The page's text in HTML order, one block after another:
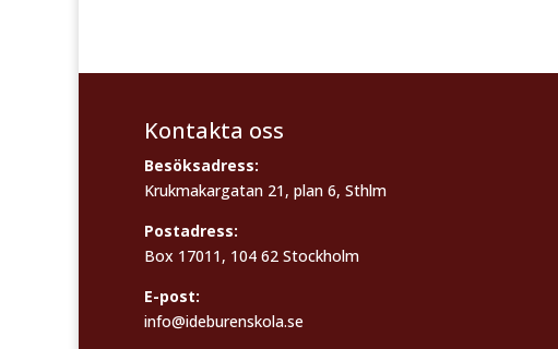
Kontakta oss
Besöksadress:
Krukmakargatan 21, plan 6, Sthlm
Postadress:
Box 17011, 104 62 Stockholm
E-post:
info@ideburenskola.se